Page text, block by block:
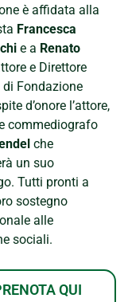
è affidata alla
Francesca
e a Renato
e Direttore
Fondazione
d’onore l’attore,
commediografo
che
un suo
Tutti pronti a
sostegno
alle
sociali.
QUI